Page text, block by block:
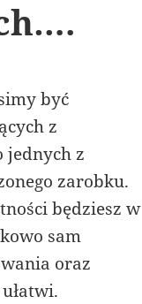
być
z
jednych z
zarobku.
będziesz w
sam
oraz